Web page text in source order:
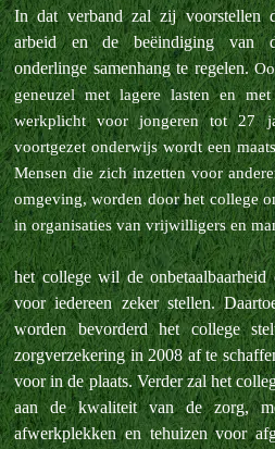
In dat verband zal zij voorstellen
arbeid en de beëindiging van
onderlinge samenhang te regelen.
geneuzel met lagere lasten en
werkplicht voor jongeren tot 27
voortgezet onderwijs wordt een
Mensen die zich inzetten voor
omgeving, worden door het college
in organisaties van vrijwilligers en
het college wil de
voor iedereen zeker stellen.
worden bevorderd het college
zorgverzekering in 2008 af te
voor in de plaats. Verder zal het
aan de kwaliteit van de zorg,
afwerkplekken en tehuizen voor